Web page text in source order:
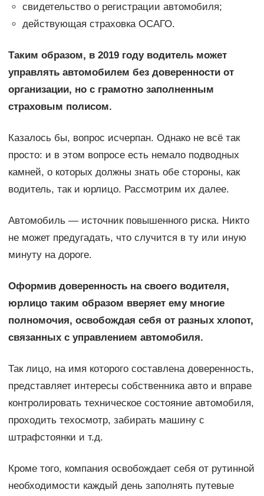
свидетельство о регистрации автомобиля;
действующая страховка ОСАГО.
Таким образом, в 2019 году водитель может
управлять автомобилем без доверенности от
организации, но с грамотно заполненным
страховым полисом.
Казалось бы, вопрос исчерпан. Однако не всё так
просто: и в этом вопросе есть немало подводных
камней, о которых должны знать обе стороны, как
водитель, так и юрлицо. Рассмотрим их далее.
Автомобиль — источник повышенного риска. Никто
не может предугадать, что случится в ту или иную
минуту на дороге.
Оформив доверенность на своего водителя,
юрлицо таким образом вверяет ему многие
полномочия, освобождая себя от разных хлопот,
связанных с управлением автомобиля.
Так лицо, на имя которого составлена доверенность,
представляет интересы собственника авто и вправе
контролировать техническое состояние автомобиля,
проходить техосмотр, забирать машину с
штрафстоянки и т.д.
Кроме того, компания освобождает себя от рутинной
необходимости каждый день заполнять путевые